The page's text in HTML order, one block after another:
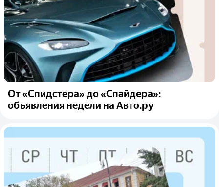
От «Спидстера» до «Спайдера»:
объявления недели на Авто.ру